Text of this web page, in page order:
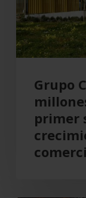
8,5
%
más,
en
primer
semestre
crecimiento
Grupo
primer